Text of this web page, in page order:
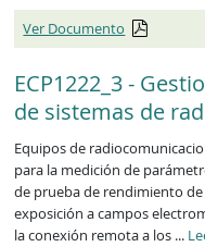
Ver Documento
ECP1222_3 -
de sistemas de
Equipos de
para la medición de
de prueba de rendimiento
exposición a campos
la conexión remota a los ...